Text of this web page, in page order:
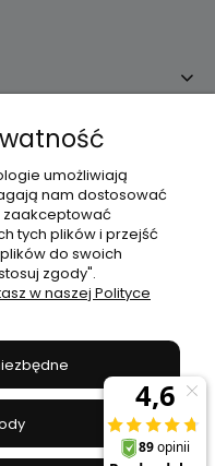
669-050-03-43
umożliwiają
nam dostosować
zaakceptować
tych plików i przejść
do swoich
zgody".
w naszej Polityce